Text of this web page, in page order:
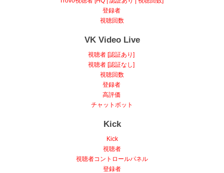
登録者
視聴回数
VK Video Live
視聴者 [認証あり]
視聴者 [認証なし]
視聴回数
登録者
高評価
チャットボット
Kick
Kick
視聴者
視聴者コントロールパネル
登録者